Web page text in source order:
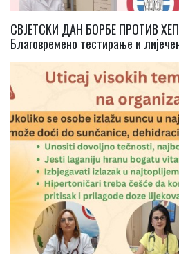
СВЈЕТСКИ ДАН БОРБЕ ПРОТИВ
Благовремено тестирање и